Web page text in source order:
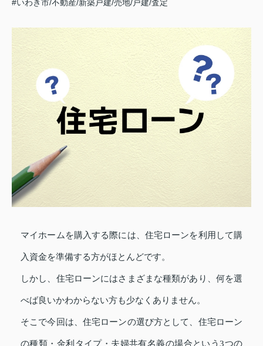
#いわき市/不動産/新築戸建/売地/戸建/査定
マイホームを購入する際には、住宅ローンを利用して購
入資金を準備する方がほとんどです。
しかし、住宅ローンにはさまざまな種類があり、何を選
べば良いかわからない方も少なくありません。
そこで今回は、住宅ローンの選び方として、住宅ローン
の種類・金利タイプ・夫婦共有名義の場合という3つの